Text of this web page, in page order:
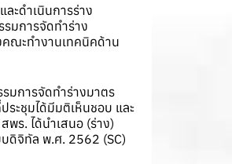
ะดำเนินการร่าง
มการจัดทำร่าง
ณะทำงานเทคนิคด้าน
มการจัดทำร่างมาตร
ะชุมได้มีมติเห็นชอบ และ
ร. ได้นำเสนอ (ร่าง)
ดิจิทัล พ.ศ. 2562 (SC)